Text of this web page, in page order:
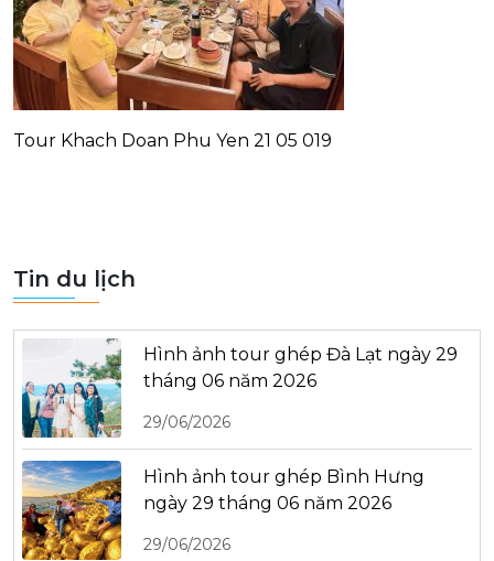
Tour Khach Doan Phu Yen 21 05 019
Tin du lịch
Hình ảnh tour ghép Đà Lạt ngày 29
tháng 06 năm 2026
29/06/2026
Hình ảnh tour ghép Bình Hưng
ngày 29 tháng 06 năm 2026
29/06/2026